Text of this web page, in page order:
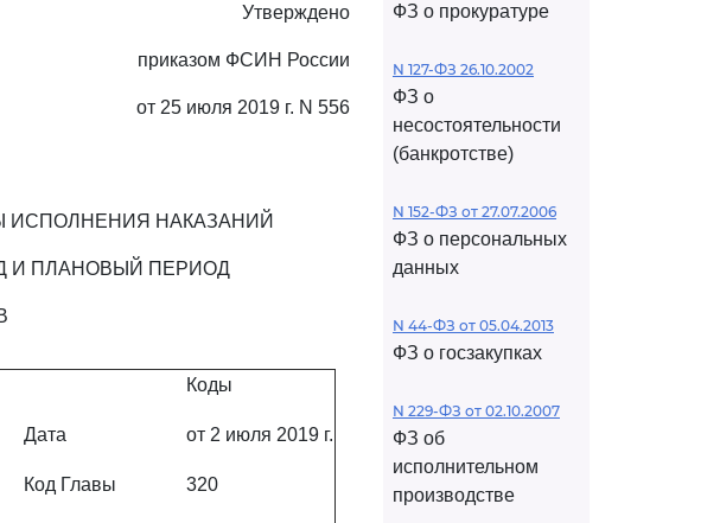
Утверждено
приказом ФСИН России
от 25 июля 2019 г. N 556
ИСПОЛНЕНИЯ НАКАЗАНИЙ
И ПЛАНОВЫЙ ПЕРИОД
Коды
Дата от 2 июля 2019 г.
Код Главы 320
ФЗ о прокуратуре
N 127-ФЗ 26.10.2002
ФЗ о
несостоятельности
(банкротстве)
N 152-ФЗ от 27.07.2006
ФЗ о персональных
данных
N 44-ФЗ от 05.04.2013
ФЗ о госзакупках
N 229-ФЗ от 02.10.2007
ФЗ об
исполнительном
производстве